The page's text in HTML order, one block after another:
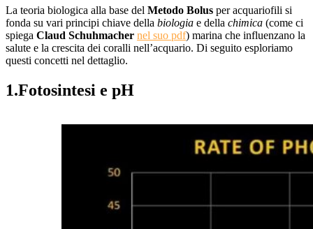
La teoria biologica alla base del Metodo Bolus per acquariofili si
fonda su vari principi chiave della biologia e della chimica (come ci
spiega Claud Schuhmacher nel suo pdf) marina che influenzano la
salute e la crescita dei coralli nell’acquario. Di seguito esploriamo
questi concetti nel dettaglio.
1.Fotosintesi e pH